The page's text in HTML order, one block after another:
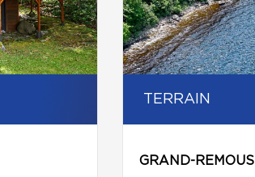
TERRAIN
GRAND-REMOUS